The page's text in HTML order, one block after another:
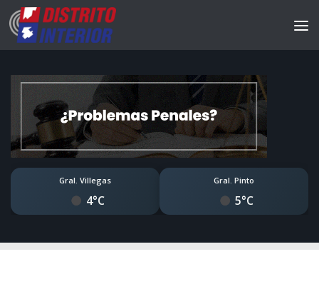
Gral. Villegas
4°C
Gral. Pinto
5°C